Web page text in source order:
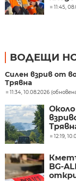
11:45,
ВОДЕЩИ
Силен взрив от
Трявна
11:34, 10.08.2026
12:19,
BG-